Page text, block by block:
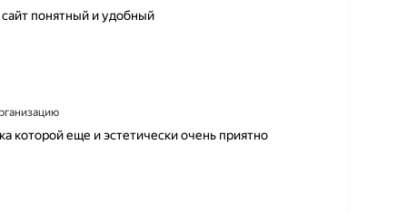
понятный и удобный
которой еще и эстетически очень приятно